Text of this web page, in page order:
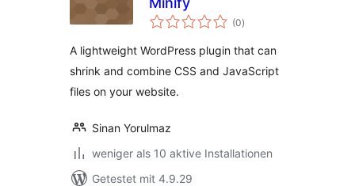
(0Bewertungen
insgesamt
)
A lightweight WordPress plugin that can
shrink and combine CSS and JavaScript
files on your website.
Sinan Yorulmaz
weniger als 10 aktive Installationen
Getestet mit 4.9.29